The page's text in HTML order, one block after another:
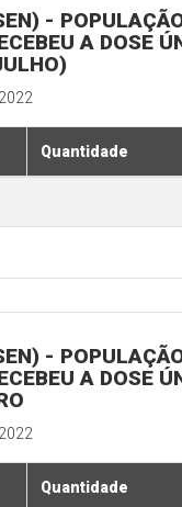
-
A DOSE
Quantidade
-
A DOSE
Quantidade